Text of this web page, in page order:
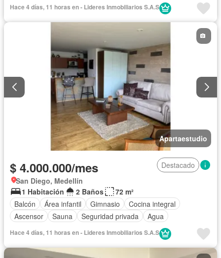
Hace 4 días, 11 horas en - Lideres Inmobiliarios S.A.S
Apartaestudio
$ 4.000.000/mes
Destacado
San Diego, Medellín
1 Habitación
2 Baños
72 m²
Balcón
Área infantil Gimnasio
Cocina integral
Ascensor
Sauna Seguridad privada Agua
Hace 4 días, 11 horas en - Lideres Inmobiliarios S.A.S